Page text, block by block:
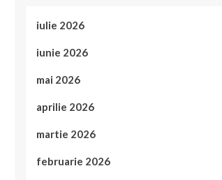
iulie 2026
iunie 2026
mai 2026
aprilie 2026
martie 2026
februarie 2026